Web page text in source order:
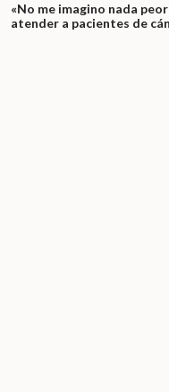
«No me imagino nada
atender a pacientes de